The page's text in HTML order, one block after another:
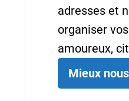
adresses et
organiser
amoureux,
Mieux